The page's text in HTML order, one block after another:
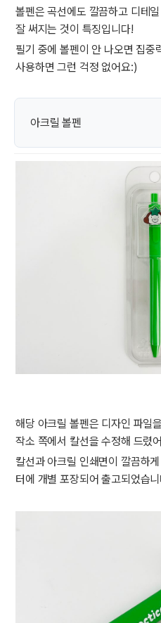
볼펜은 곡선에도 깔끔하고 디테
잘 써지는 것이 특징입니다!
필기 중에 볼펜이 안 나오면 집중
사용하면 그런 걱정 없어요:)
아크릴 볼펜
해당 아크릴 볼펜은 디자인 파일
작소 쪽에서 칼선을 수정해 드렸
칼선과 아크릴 인쇄면이 깔끔하
터에 개별 포장되어 출고되었습